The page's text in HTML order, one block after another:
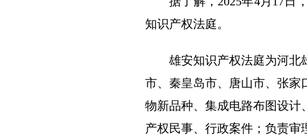
知识产权法庭。
雄安知识产权法庭为河北
市、秦皇岛市、唐山市、张家
物新品种、集成电路布图设计
产权民事、行政案件；负责